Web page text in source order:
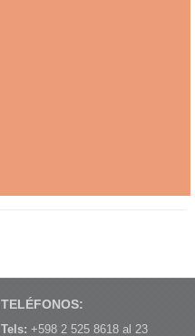
TELÉFONOS:
Tels: +598 2 525 8618 al 23